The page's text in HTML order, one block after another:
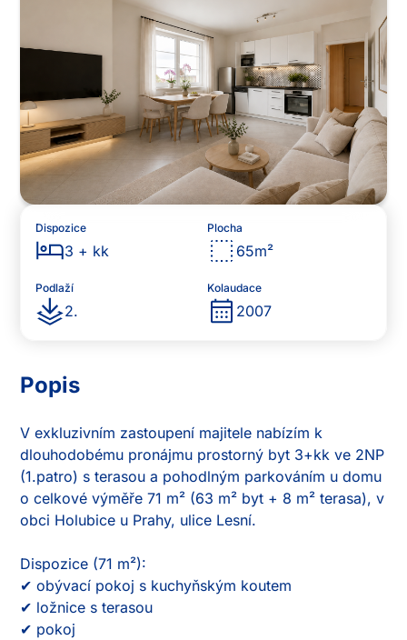
Dispozice
3 + kk
Plocha
65m²
Podlaží
2.
Kolaudace
2007
Popis
V exkluzivním zastoupení majitele nabízím k
dlouhodobému pronájmu prostorný byt 3+kk ve 2NP
(1.patro) s terasou a pohodlným parkováním u domu
o celkové výměře 71 m² (63 m² byt + 8 m² terasa), v
obci Holubice u Prahy, ulice Lesní.
Dispozice (71 m²):
✔ obývací pokoj s kuchyňským koutem
✔ ložnice s terasou
✔ pokoj